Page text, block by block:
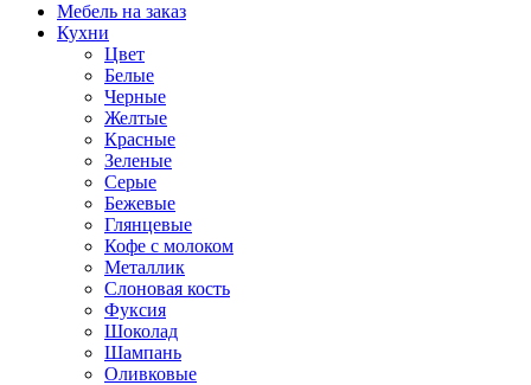
Мебель на заказ
Кухни
Цвет
Белые
Черные
Желтые
Красные
Зеленые
Серые
Бежевые
Глянцевые
Кофе с молоком
Металлик
Слоновая кость
Фуксия
Шоколад
Шампань
Оливковые